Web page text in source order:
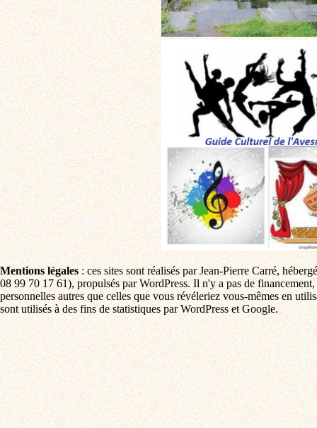
Mentions légales: ces sites sont réalisés par Jean-Pierre Carré,
08 99 70 17 61), propulsés par WordPress. Il n'y a pas de
personnelles autres que celles que vous révéleriez vous-mêmes en
sont utilisés à des fins de statistiques par WordPress et Google.